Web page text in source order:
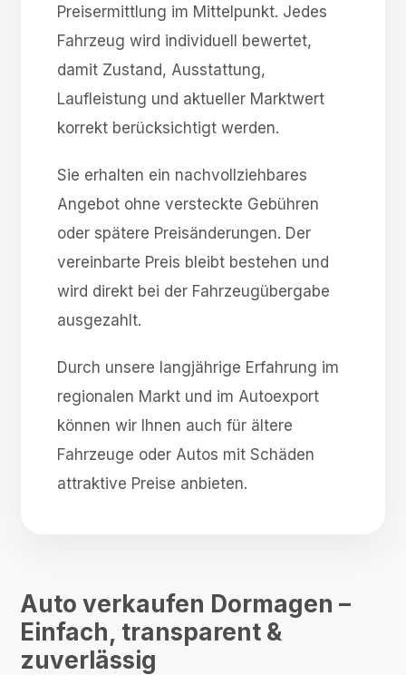
Preisermittlung im Mittelpunkt. Jedes
Fahrzeug wird individuell bewertet,
damit Zustand, Ausstattung,
Laufleistung und aktueller Marktwert
korrekt berücksichtigt werden.
Sie erhalten ein nachvollziehbares
Angebot ohne versteckte Gebühren
oder spätere Preisänderungen. Der
vereinbarte Preis bleibt bestehen und
wird direkt bei der Fahrzeugübergabe
ausgezahlt.
Durch unsere langjährige Erfahrung im
regionalen Markt und im Autoexport
können wir Ihnen auch für ältere
Fahrzeuge oder Autos mit Schäden
attraktive Preise anbieten.
Auto verkaufen Dormagen –
Einfach, transparent &
zuverlässig